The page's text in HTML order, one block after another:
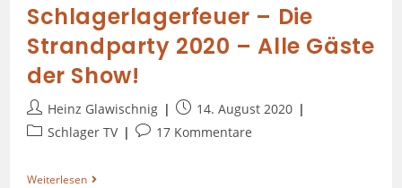
Schlagerlagerfeuer – Die
Strandparty 2020 – Alle Gäste
der Show!
Heinz Glawischnig
14. August 2020
Schlager TV
17 Kommentare
Weiterlesen